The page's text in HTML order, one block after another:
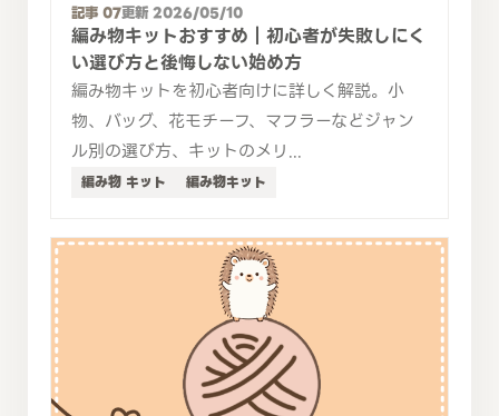
記事 07更新 2026/05/10
編み物キットおすすめ｜初心者が失敗しにく
い選び方と後悔しない始め方
編み物キットを初心者向けに詳しく解説。小
物、バッグ、花モチーフ、マフラーなどジャン
ル別の選び方、キットのメリ...
編み物 キット 編み物キット